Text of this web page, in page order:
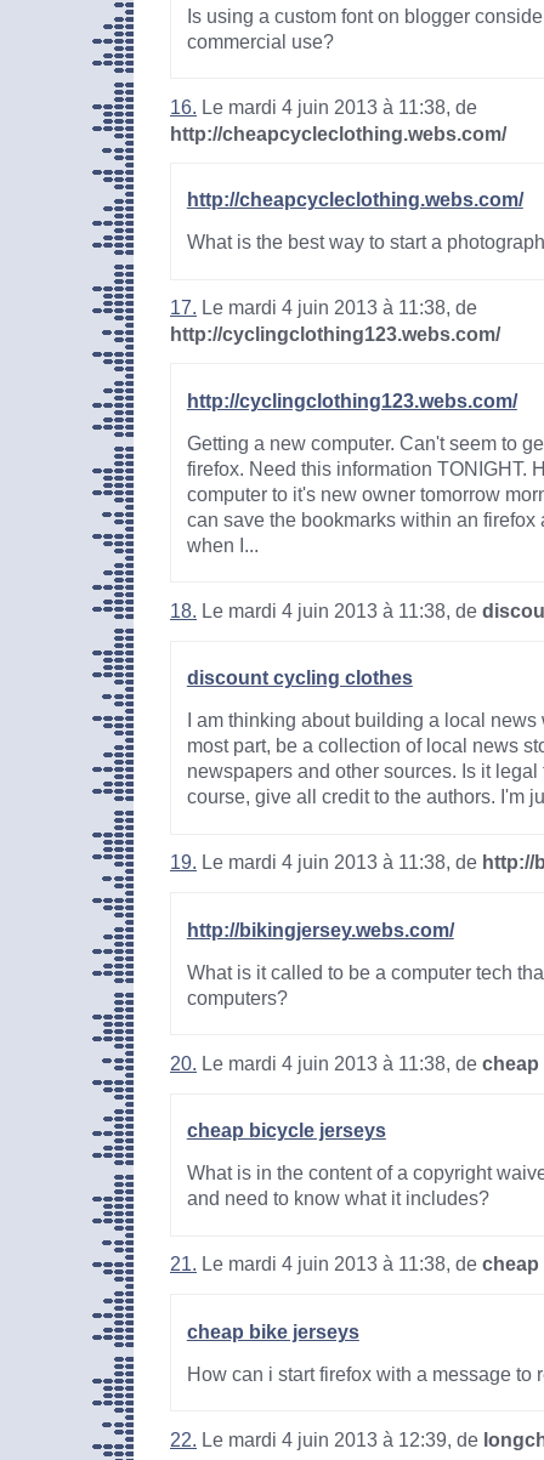
Is using a custom font on blogger
commercial use?
16. Le mardi 4 juin 2013 à 11:38, de
http://cheapcycleclothing.webs.com/
http://cheapcycleclothing.webs.com/
What is the best way to start a
17. Le mardi 4 juin 2013 à 11:38, de
http://cyclingclothing123.webs.com/
http://cyclingclothing123.webs.com/
Getting a new computer. Can't seem to
firefox. Need this information TONIGHT.
computer to it's new owner tomorrow
can save the bookmarks within an firefox
when I...
18. Le mardi 4 juin 2013 à 11:38, de
discount cycling clothes
I am thinking about building a local
most part, be a collection of local news
newspapers and other sources. Is it
course, give all credit to the authors. I'm
19. Le mardi 4 juin 2013 à 11:38, de http://
http://bikingjersey.webs.com/
What is it called to be a computer tech
computers?
20. Le mardi 4 juin 2013 à 11:38, de cheap
cheap bicycle jerseys
What is in the content of a copyright
and need to know what it includes?
21. Le mardi 4 juin 2013 à 11:38, de cheap
cheap bike jerseys
How can i start firefox with a message to
22. Le mardi 4 juin 2013 à 12:39, de